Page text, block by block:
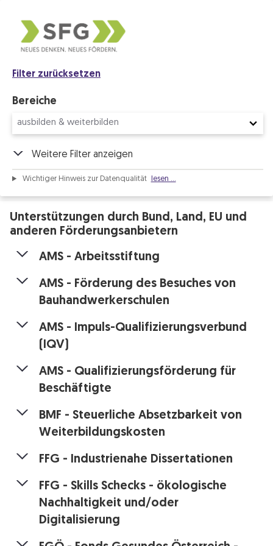
Filter zurücksetzen
Bereiche
Weitere Filter anzeigen
Wichtiger Hinweis zur Datenqualität
Unterstützungen durch Bund, Land, EU und
anderen Förderungsanbietern
AMS - Arbeitsstiftung
AMS - Förderung des Besuches von
Bauhandwerkerschulen
AMS - Impuls-Qualifizierungsverbund
(IQV)
AMS - Qualifizierungsförderung für
Beschäftigte
BMF - Steuerliche Absetzbarkeit von
Weiterbildungskosten
FFG - Industrienahe Dissertationen
FFG - Skills Schecks - ökologische
Nachhaltigkeit und/oder
Digitalisierung